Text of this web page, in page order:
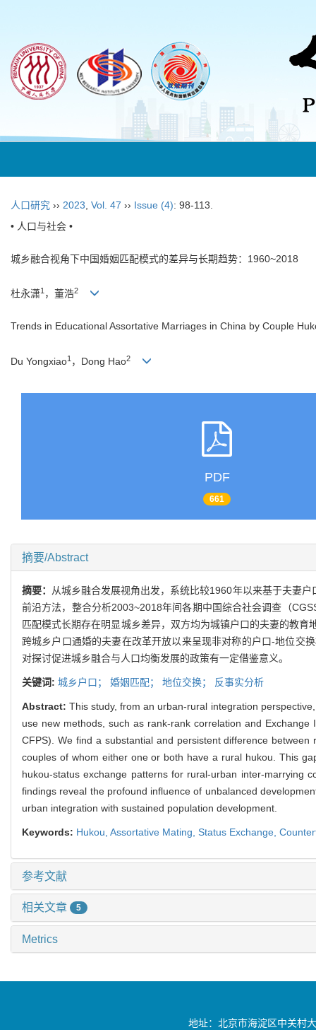
人口研究 ›› 2023 Vol. 47 ›› Issue (4): 98-113.
• 人口与社会 •
城乡融合视角下中国婚姻匹配模式的差异与长期趋势：1960~2018
杜永潇1 ，董浩2
Trends in Educational Assortative Marriages in China by Couple
Du Yongxiao1 ，Dong Hao2
PDF
661
摘要/Abstract
摘要：
从城乡融合发展视角出发，系统比较1960年以来基于夫妻
前沿方法，整合分析2003~2018年间各期中国综合社会调查（
匹配模式长期存在明显城乡差异，双方均为城镇户口的夫妻的教
跨城乡户口通婚的夫妻在改革开放以来呈现非对称的户口-地位交
对探讨促进城乡融合与人口均衡发展的政策有一定借鉴意义。
关键词: 城乡户口； 婚姻匹配； 地位交换； 反事实分析
Abstract:This study, from an urban-rural integration
use new methods, such as rank-rank correlation and
CFPS). We find a substantial and persistent difference
couples of whom either one or both have a rural hukou. This
hukou-status exchange patterns for rural-urban inter-marrying
findings reveal the profound influence of unbalanced
urban integration with sustained population development.
Keywords: Hukou, Assortative Mating, Status Exchange,
参考文献
相关文章 5
Metrics
地址：北京市海淀区中关村